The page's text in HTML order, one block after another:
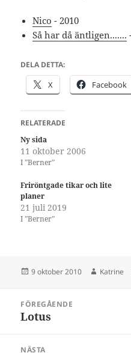
Nico - 2010
Så har då äntligen.......
DELA DETTA:
X Facebook
RELATERADE
Ny sida
11 oktober 2006
I ”Berner”
Friröntgade tikar och lite
planer
21 juli 2019
I ”Berner”
Postat
9 oktober 2010 Katrine
FÖREGÅENDE
Föregående
Lotus
NÄSTA